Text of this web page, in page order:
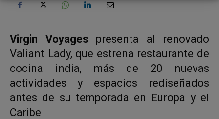
Virgin Voyages presenta al renovado
Valiant Lady, que estrena restaurante de
cocina india, más de 20 nuevas
actividades y espacios rediseñados
antes de su temporada en Europa y el
Caribe